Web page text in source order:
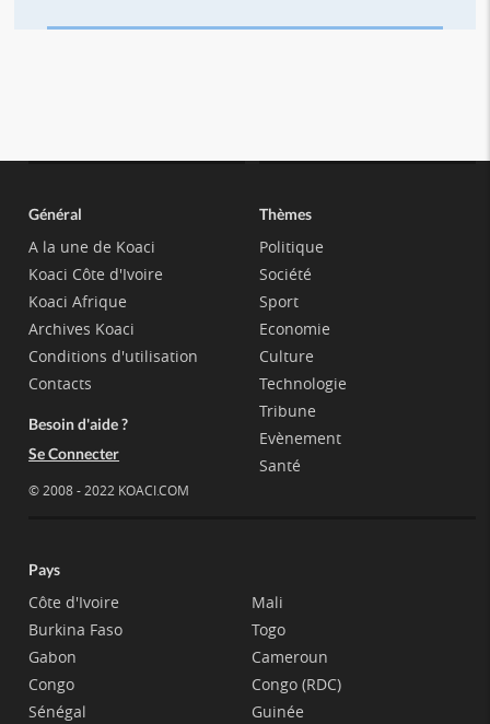
Général
A la une de Koaci
Koaci Côte d'Ivoire
Koaci Afrique
Archives Koaci
Conditions d'utilisation
Contacts
Besoin d'aide ?
Se Connecter
© 2008 - 2022 KOACI.COM
Thèmes
Politique
Société
Sport
Economie
Culture
Technologie
Tribune
Evènement
Santé
Pays
Côte d'Ivoire
Burkina Faso
Gabon
Congo
Sénégal
Mali
Togo
Cameroun
Congo (RDC)
Guinée